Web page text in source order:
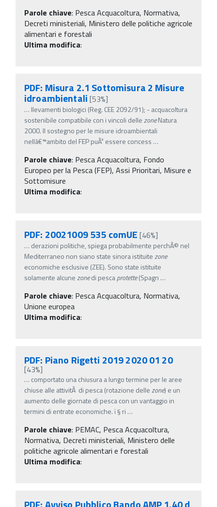
Parole chiave: Pesca Acquacoltura, Normativa,
Decreti ministeriali, Ministero delle politiche agricole
alimentari e forestali
Ultima modifica:
PDF: Misura 2.1 Sottomisura 2 Misure
idroambientali [53%]
… llevamenti biologici (Reg. CEE 2092/91); - acquacoltura
sostenibile compatibile con i vincoli dellezoneNatura
2000. Il sostegno per le misure idroambientali
nellâ€™ambito del FEP puÃ² essere concess …
Parole chiave: Pesca Acquacoltura, Fondo
Europeo per la Pesca (FEP), Assi Prioritari, Misure e
Sottomisure
Ultima modifica:
PDF: 20021009 535 comUE [46%]
… derazioni politiche, spiega probabilmente perchÃ© nel
Mediterraneo non siano state sinora istituitezone
economiche esclusive (ZEE). Sono state istituite
solamente alcunezonedi pescaprotette(Spagn …
Parole chiave: Pesca Acquacoltura, Normativa,
Unione europea
Ultima modifica:
PDF: Piano Rigetti 2019 2020 01 20
[43%]
… comportato una chiusura a lungo termine per le aree
chiuse alle attivitÃ di pesca (rotazione dellezone) e un
aumento delle giornate di pesca con un vantaggio in
termini di entrate economiche. ï‚§ ri …
Parole chiave: PEMAC, Pesca Acquacoltura,
Normativa, Decreti ministeriali, Ministero delle
politiche agricole alimentari e forestali
Ultima modifica: